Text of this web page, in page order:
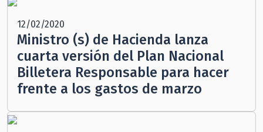
12/02/2020
Ministro (s) de Hacienda lanza
cuarta versión del Plan Nacional
Billetera Responsable para hacer
frente a los gastos de marzo